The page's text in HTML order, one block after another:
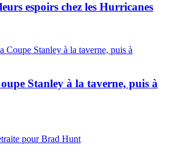
espoirs chez les Hurricanes
Stanley à la taverne, puis à